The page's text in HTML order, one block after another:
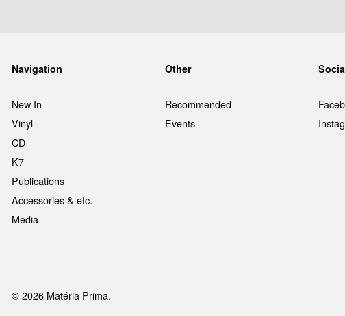
Navigation
New In
Vinyl
CD
K7
Publications
Accessories & etc.
Media
Other
Recommended
Events
© 2026 Matéria Prima.